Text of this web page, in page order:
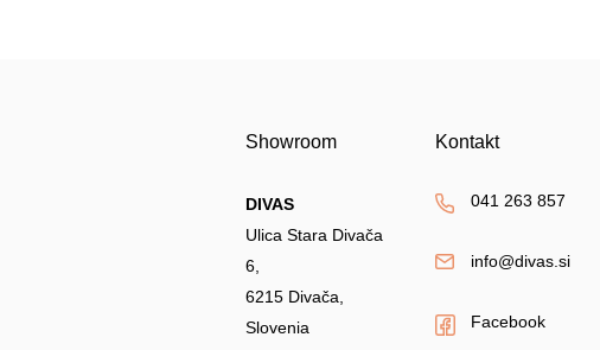
Showroom
DIVAS
Ulica Stara Divača
6,
6215 Divača,
Slovenia
Kontakt
041 263 857
info@divas.si
Facebook